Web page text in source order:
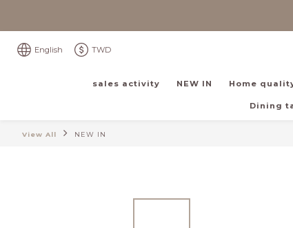
English TWD
sales activity NEW IN Home
Dining
View All NEW IN